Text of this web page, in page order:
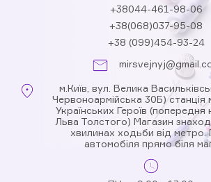
+38044-461-98-06
+38(068)037-95-08
+38 (099)454-93-24
м.Київ, вул. Велика
Червоноармійська 30Б)
Українських Героїв
Льва Толстого) Магазин
хвилинах ходьби від метро.
автомобіля прямо біля